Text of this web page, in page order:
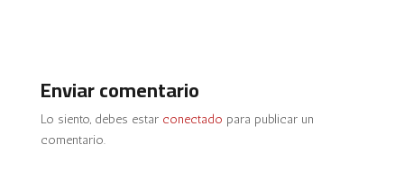
Enviar comentario
Lo siento, debes estar conectado para publicar un
comentario.